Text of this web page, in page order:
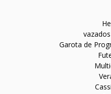
Garota de